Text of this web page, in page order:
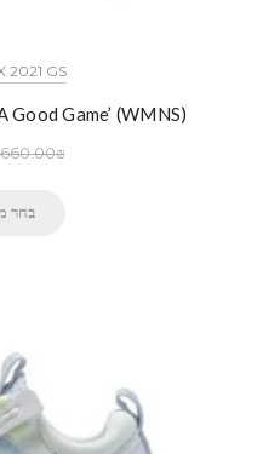
2021 GS
Game’ (WMNS)
660.00₪
בחר